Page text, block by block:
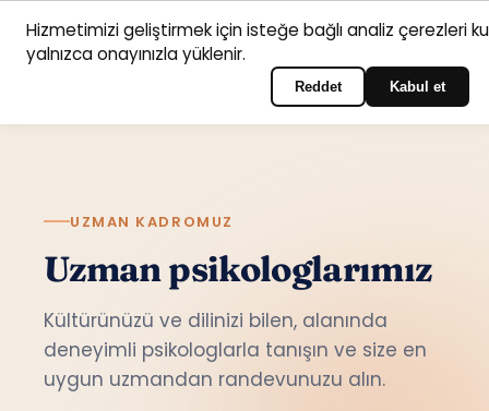
AnasayfaHizmet
alanları
Psikologlarİletişim
Türkçe
UZMAN KADROMUZ
Uzman psikologlarımız
Kültürünüzü ve dilinizi bilen, alanında
deneyimli psikologlarla tanışın ve size en
uygun uzmandan randevunuzu alın.
Hizmetimizi geliştirmek için isteğe bağlı analiz çerezleri
yalnızca onayınızla yüklenir.
Reddet Kabul et